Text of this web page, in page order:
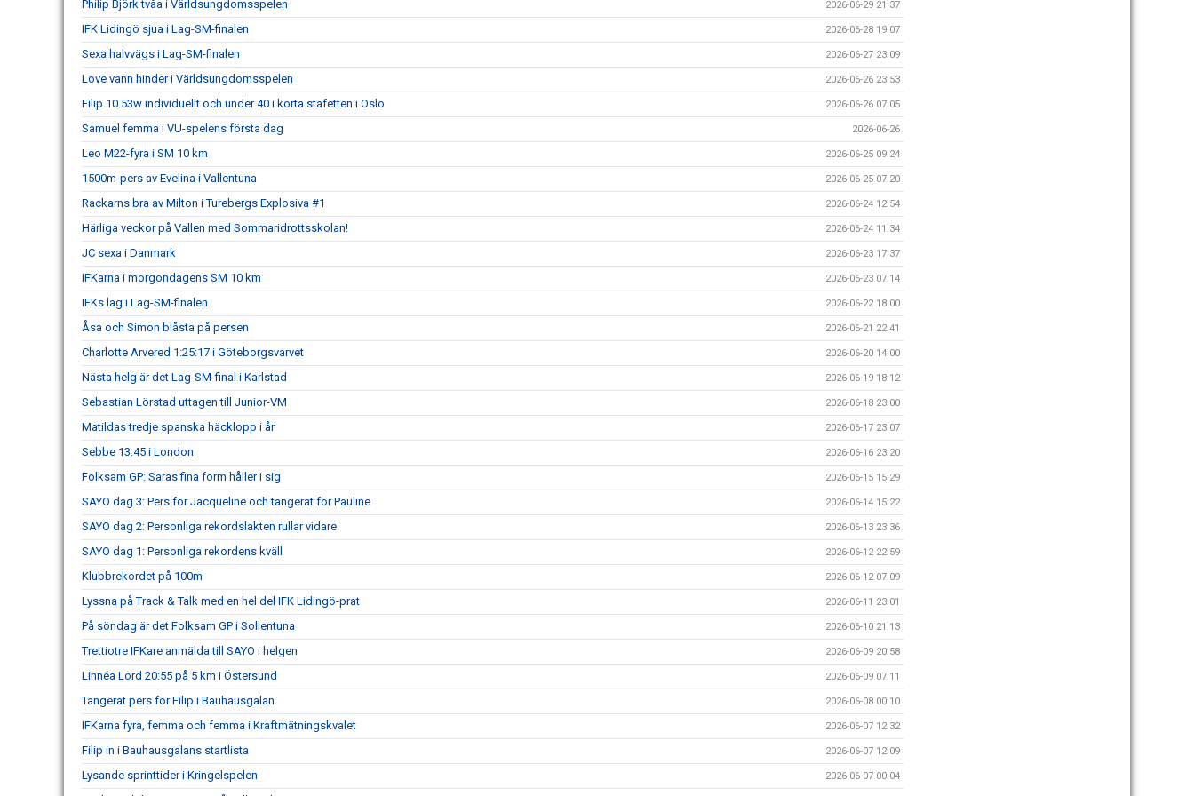
Philip Björk tvåa i Världsungdomsspelen 2026-06-29 21:37
IFK Lidingö sjua i Lag-SM-finalen 2026-06-28 19:07
Sexa halvvägs i Lag-SM-finalen 2026-06-27 23:09
Love vann hinder i Världsungdomsspelen 2026-06-26 23:53
Filip 10.53w individuellt och under 40 i korta stafetten i Oslo 2026-06-26 07:05
Samuel femma i VU-spelens första dag 2026-06-26
Leo M22-fyra i SM 10 km 2026-06-25 09:24
1500m-pers av Evelina i Vallentuna 2026-06-25 07:20
Rackarns bra av Milton i Turebergs Explosiva #1 2026-06-24 12:54
Härliga veckor på Vallen med Sommaridrottsskolan! 2026-06-24 11:34
JC sexa i Danmark 2026-06-23 17:37
IFKarna i morgondagens SM 10 km 2026-06-23 07:14
IFKs lag i Lag-SM-finalen 2026-06-22 18:00
Åsa och Simon blåsta på persen 2026-06-21 22:41
Charlotte Arvered 1:25:17 i Göteborgsvarvet 2026-06-20 14:00
Nästa helg är det Lag-SM-final i Karlstad 2026-06-19 18:12
Sebastian Lörstad uttagen till Junior-VM 2026-06-18 23:00
Matildas tredje spanska häcklopp i år 2026-06-17 23:07
Sebbe 13:45 i London 2026-06-16 23:20
Folksam GP: Saras fina form håller i sig 2026-06-15 15:29
SAYO dag 3: Pers för Jacqueline och tangerat för Pauline 2026-06-14 15:22
SAYO dag 2: Personliga rekordslakten rullar vidare 2026-06-13 23:36
SAYO dag 1: Personliga rekordens kväll 2026-06-12 22:59
Klubbrekordet på 100m 2026-06-12 07:09
Lyssna på Track & Talk med en hel del IFK Lidingö-prat 2026-06-11 23:01
På söndag är det Folksam GP i Sollentuna 2026-06-10 21:13
Trettiotre IFKare anmälda till SAYO i helgen 2026-06-09 20:58
Linnéa Lord 20:55 på 5 km i Östersund 2026-06-09 07:11
Tangerat pers för Filip i Bauhausgalan 2026-06-08 00:10
IFKarna fyra, femma och femma i Kraftmätningskvalet 2026-06-07 12:32
Filip in i Bauhausgalans startlista 2026-06-07 12:09
Lysande sprinttider i Kringelspelen 2026-06-07 00:04